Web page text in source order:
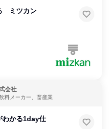
ミツカン
会社
料メーカー、畜産業
わかる1day仕